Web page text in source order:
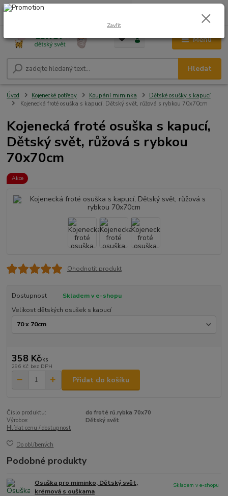
Menu
Hledat
+420 604 278 943 0,00 Kč
Úvod Kojenecké potřeby Koupání miminka
Dětské osušky s kapucí
Kojenecká froté osuška s kapucí, Dětský svět, růžová s rybkou 70x70cm
Kojenecká froté osuška s kapucí,
Dětský svět, růžová s rybkou
70x70cm
Akce
Ohodnotit produkt
Dostupnost
Skladem v e-shopu
Velikost dětských osušek s kapucí
358 Kč/ks
296 Kč bez DPH
Přidat do košíku
Číslo produktu:
do froté rů.rybka 70x70
Výrobce:
Dětský svět
Hlídat cenu / dostupnost
Do oblíbených
Podobné produkty
Osuška pro miminko, Dětský svět,
krémová s ouškama
Skladem v e-shopu
Zavřít